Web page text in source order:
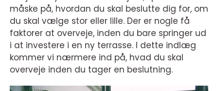
måske på, hvordan du skal beslutte dig for, om
du skal vælge stor eller lille. Der er nogle få
faktorer at overveje, inden du bare springer ud
i at investere i en ny terrasse. I dette indlæg
kommer vi nærmere ind på, hvad du skal
overveje inden du tager en beslutning.